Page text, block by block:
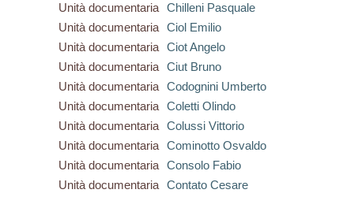
Unità documentaria
Chilleni Pasquale
Unità documentaria
Ciol Emilio
Unità documentaria
Ciot Angelo
Unità documentaria
Ciut Bruno
Unità documentaria
Codognini Umberto
Unità documentaria
Coletti Olindo
Unità documentaria
Colussi Vittorio
Unità documentaria
Cominotto Osvaldo
Unità documentaria
Consolo Fabio
Unità documentaria
Contato Cesare